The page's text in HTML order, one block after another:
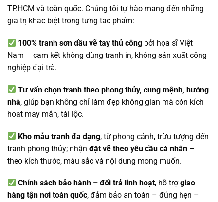
TP.HCM và toàn quốc. Chúng tôi tự hào mang đến những
giá trị khác biệt trong từng tác phẩm:
100% tranh sơn dầu vẽ tay thủ công bởi họa sĩ Việt
Nam – cam kết không dùng tranh in, không sản xuất công
nghiệp đại trà.
Tư vấn chọn tranh theo phong thủy, cung mệnh, hướng
nhà, giúp bạn không chỉ làm đẹp không gian mà còn kích
hoạt may mắn, tài lộc.
Kho mẫu tranh đa dạng, từ phong cảnh, trừu tượng đến
tranh phong thủy; nhận đặt vẽ theo yêu cầu cá nhân –
theo kích thước, màu sắc và nội dung mong muốn.
Chính sách bảo hành – đổi trả linh hoạt, hỗ trợgiao
hàng tận nơi toàn quốc, đảm bảo an toàn – đúng hẹn –